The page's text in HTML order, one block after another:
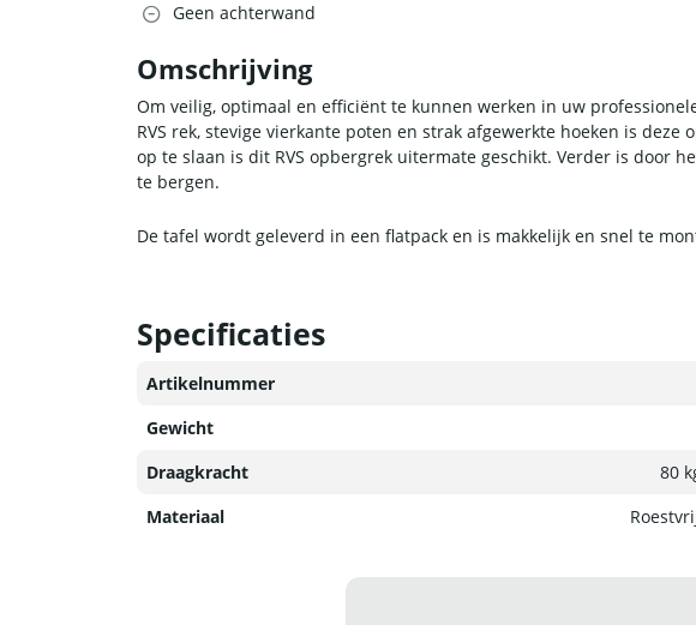
Geen achterwand
Omschrijving
Om veilig, optimaal en efficiënt te kunnen werken in uw
RVS rek, stevige vierkante poten en strak afgewerkte hoeken is
op te slaan is dit RVS opbergrek uitermate geschikt. Verder is door
te bergen.
De tafel wordt geleverd in een flatpack en is makkelijk en snel te
Specificaties
Artikelnummer
Gewicht
Draagkracht
80
Materiaal